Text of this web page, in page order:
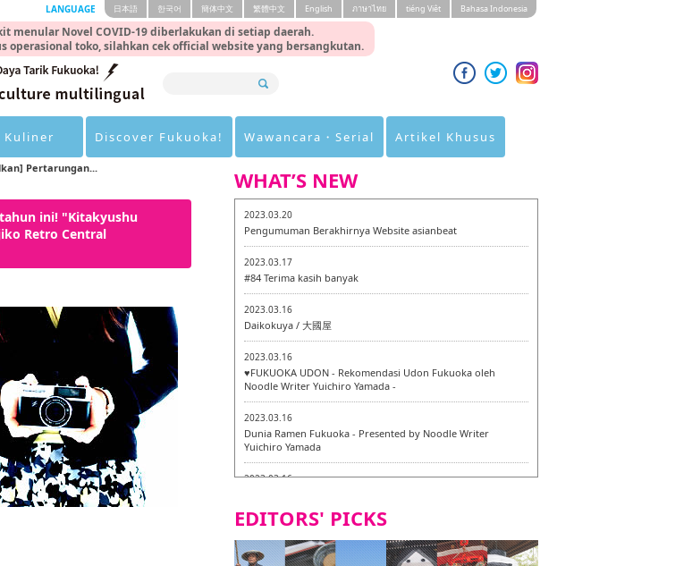
menular Novel COVID-19 diberlakukan di setiap daerah.
operasional toko, silahkan cek official website yang bersangkutan.
LANGUAGE 日本語 한국어 簡体中文 繁體中文 English ภาษาไทย tiéng Viêt Bahasa Indonesia
Kuliner Discover Fukuoka! Wawancara・Serial Artikel Khusus
Pertarungan...
ini! "Kitakyushu
Retro Central
WHAT’S NEW
2023.03.20
Pengumuman Berakhirnya Website asianbeat
2023.03.17
#84 Terima kasih banyak
2023.03.16
Daikokuya / 大國屋
2023.03.16
♥FUKUOKA UDON - Rekomendasi Udon Fukuoka oleh
Noodle Writer Yuichiro Yamada -
2023.03.16
Dunia Ramen Fukuoka - Presented by Noodle Writer
Yuichiro Yamada
2023.03.16
2023.03.15
[Laboratorium Cosplay] - Indonesia - #019 MM Earlene
EDITORS' PICKS